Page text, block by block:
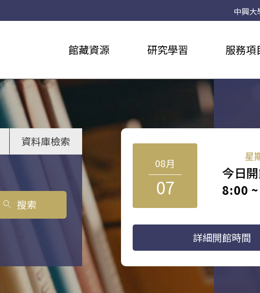
中興大
館藏資源 研究學習 服務項
資料庫檢索
search 搜索
08月
07
星
今日
8:00
詳細開館時間